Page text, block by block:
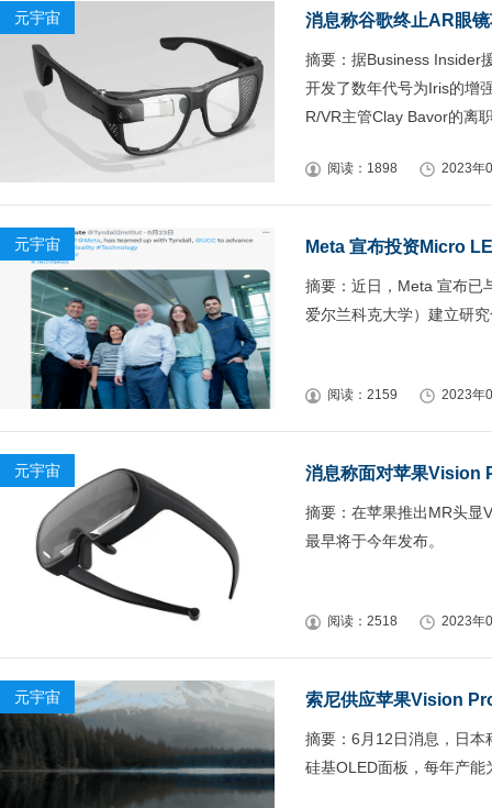
元宇宙 消息称谷歌终止AR眼
摘要：据Business Insider
开发了数年代号为Iris的增
R/VR主管Clay Bavor的离
阅读：1898 2023年
元宇宙 Meta 宣布投资Micro
摘要：近日，Meta 宣布已
爱尔兰科克大学）建立研
阅读：2159 2023年
元宇宙 消息称面对苹果Vision
摘要：在苹果推出MR头显
最早将于今年发布。
阅读：2518 2023年
元宇宙 索尼供应苹果Vision
摘要：6月12日消息，日本
硅基OLED面板，每年产能